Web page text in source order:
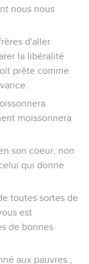
nous nous
d'aller
la libéralité
prête comme
moissonnera
son coeur, non
qui donne
toutes sortes de
est
de bonnes
aux pauvres ;